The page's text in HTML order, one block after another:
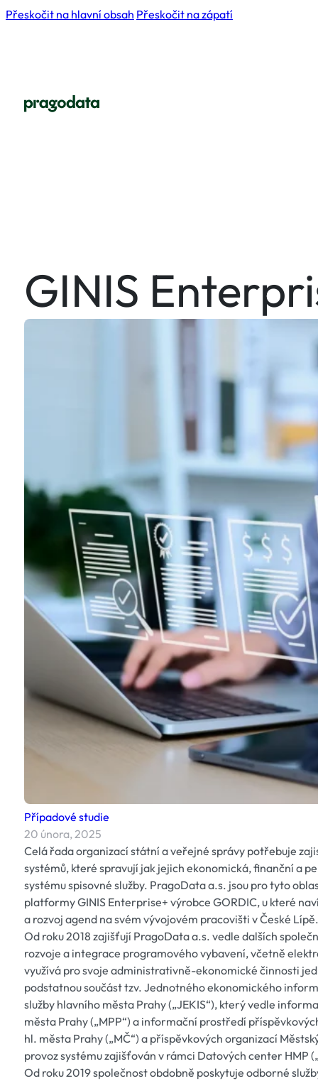
Přeskočit na hlavní obsah Přeskočit na zápatí
GINIS
Případové studie
20 února, 2025
Celá řada organizací státní a veřejné správy potřebuje
systémů, které spravují jak jejich ekonomická, finanční a
systému spisovné služby. PragoData a.s. jsou pro tyto
platformy GINIS Enterprise+ výrobce GORDIC, u které
a rozvoj agend na svém vývojovém pracovišti v České Lípě.
Od roku 2018 zajišťují PragoData a.s. vedle dalších
rozvoje a integrace programového vybavení, včetně
využívá pro svoje administrativně-ekonomické činnosti
podstatnou součást tzv. Jednotného ekonomického
služby hlavního města Prahy („JEKIS“), který vedle
města Prahy („MPP“) a informační prostředí
hl. města Prahy („MČ“) a příspěvkových organizací
provoz systému zajišťován v rámci Datových center HMP
Od roku 2019 společnost obdobně poskytuje odborné